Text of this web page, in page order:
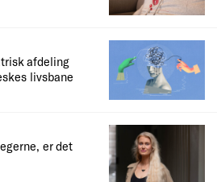
afdeling
livsbane
er det